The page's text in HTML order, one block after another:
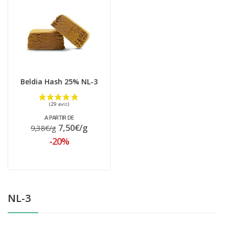
NL-3
Beldia Hash 25% NL-3
A PARTIR DE
9,38€/g 7,50€/g
-20%